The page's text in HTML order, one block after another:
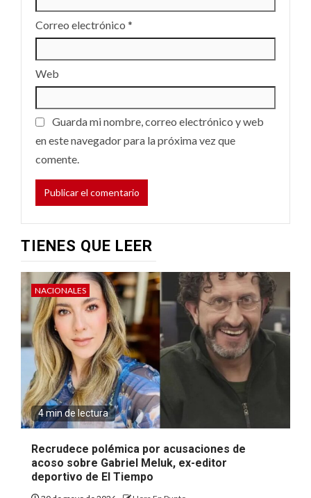
Correo electrónico *
Web
Guarda mi nombre, correo electrónico y web
en este navegador para la próxima vez que
comente.
TIENES QUE LEER
NACIONALES
4 min de lectura
Recrudece polémica por acusaciones de
acoso sobre Gabriel Meluk, ex-editor
deportivo de El Tiempo